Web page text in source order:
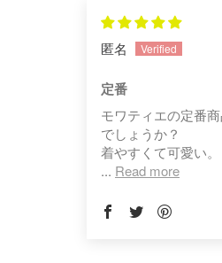
匿名
定番
モワティエの定番
でしょうか？
着やすくて可愛い。
... Read more